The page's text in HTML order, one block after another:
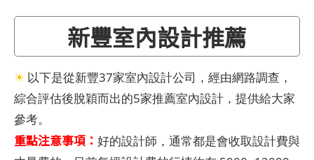
新豐室內設計推薦
☀ 以下是從新豐37家室內設計公司，經由網路調查，
綜合評估後脫穎而出的5家推薦室內設計，提供給大家
參考。
重點注意事項： 好的設計師，通常都是會收取設計費與